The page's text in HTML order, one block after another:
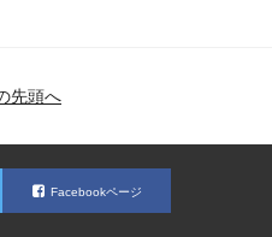
先頭へ
Facebookページ